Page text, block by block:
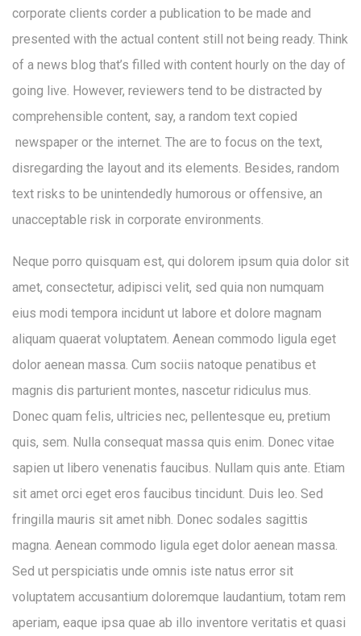
corporate clients corder a publication to be made and
presented with the actual content still not being ready. Think
of a news blog that’s filled with content hourly on the day of
going live. However, reviewers tend to be distracted by
comprehensible content, say, a random text copied
newspaper or the internet. The are to focus on the text,
disregarding the layout and its elements. Besides, random
text risks to be unintendedly humorous or offensive, an
unacceptable risk in corporate environments.
Neque porro quisquam est, qui dolorem ipsum quia dolor sit
amet, consectetur, adipisci velit, sed quia non numquam
eius modi tempora incidunt ut labore et dolore magnam
aliquam quaerat voluptatem. Aenean commodo ligula eget
dolor aenean massa. Cum sociis natoque penatibus et
magnis dis parturient montes, nascetur ridiculus mus.
Donec quam felis, ultricies nec, pellentesque eu, pretium
quis, sem. Nulla consequat massa quis enim. Donec vitae
sapien ut libero venenatis faucibus. Nullam quis ante. Etiam
sit amet orci eget eros faucibus tincidunt. Duis leo. Sed
fringilla mauris sit amet nibh. Donec sodales sagittis
magna. Aenean commodo ligula eget dolor aenean massa.
Sed ut perspiciatis unde omnis iste natus error sit
voluptatem accusantium doloremque laudantium, totam rem
aperiam, eaque ipsa quae ab illo inventore veritatis et quasi